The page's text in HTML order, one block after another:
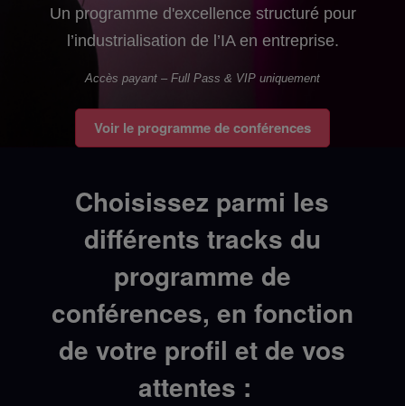
Un programme d'excellence structuré pour
l’industrialisation de l’IA en entreprise.
Accès payant – Full Pass & VIP uniquement
Voir le programme de conférences
Choisissez parmi les
différents tracks du
programme de
conférences, en fonction
de votre profil et de vos
attentes :